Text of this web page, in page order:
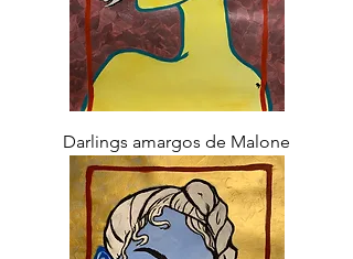
Darlings amargos de Malone